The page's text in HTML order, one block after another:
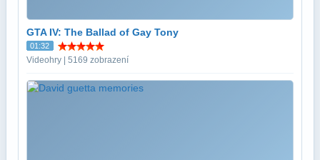
GTA IV: The Ballad of Gay Tony
01:32
Videohry | 5169 zobrazení